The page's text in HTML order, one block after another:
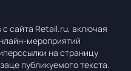
сайта Retail.ru, включая
мероприятий
на страницу
публикуемого текста.